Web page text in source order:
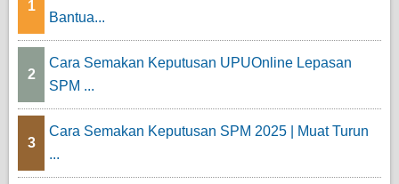
1
Bantua...
2
Cara Semakan Keputusan UPUOnline Lepasan
SPM ...
3
Cara Semakan Keputusan SPM 2025 | Muat Turun
...